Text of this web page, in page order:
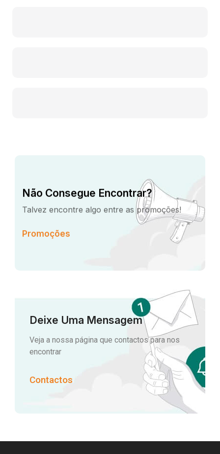
Não Consegue Encontrar?
Talvez encontre algo entre as promoções!
Promoções
Deixe Uma Mensagem
Veja a nossa página que contactos para nos
encontrar
Contactos